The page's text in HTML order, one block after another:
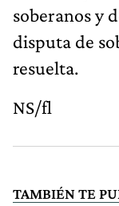
soberanos y
disputa de
resuelta.
NS/fl
TAMBIÉN TE